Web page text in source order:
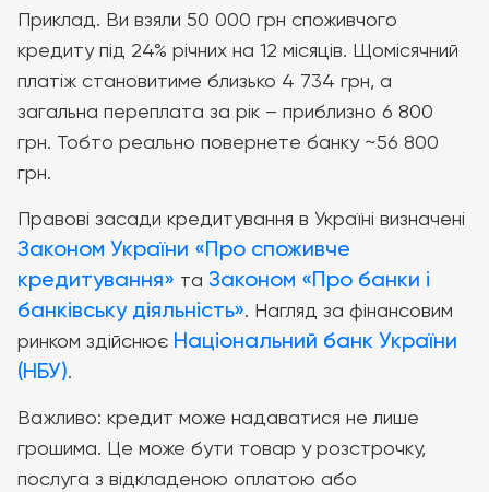
Приклад. Ви взяли 50 000 грн споживчого
кредиту під 24% річних на 12 місяців. Щомісячний
платіж становитиме близько 4 734 грн, а
загальна переплата за рік – приблизно 6 800
грн. Тобто реально повернете банку ~56 800
грн.
Правові засади кредитування в Україні визначені
Законом України «Про споживче
кредитування» та Законом «Про банки і
банківську діяльність». Нагляд за фінансовим
ринком здійснює Національний банк України
(НБУ).
Важливо: кредит може надаватися не лише
грошима. Це може бути товар у розстрочку,
послуга з відкладеною оплатою або